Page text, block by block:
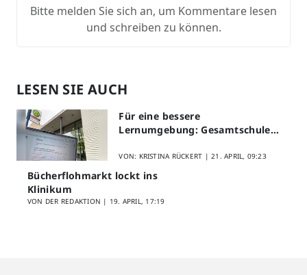
Bitte melden Sie sich an, um Kommentare lesen
und schreiben zu können.
LESEN SIE AUCH
Für eine bessere
Lernumgebung: Gesamtschule
Schülerfeedback
VON: KRISTINA RÜCKERT |21. APRIL, 09:23
Bücherflohmarkt lockt ins
Klinikum
VON DER REDAKTION | 19. APRIL, 17:19